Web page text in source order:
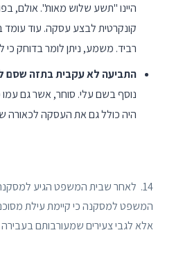
קונקרטית לבצע עסקה. עוד
רביד. משמע, ניתן לומר בדוחק
התביעה לא עקבית בתזה שסם
נוסף בשם עלי. סוחר, אשר גם
היה כולל גם את העסקה לכאורה
14. לאחר שבית המשפט הגיע למסקנה כי מתקיימות ראיות לכאורה אולם שיש בהן "כרסום", בחן בית המשפט את
המשפט למסקנה כי קיימת עילת
אלא לגבי צעירים שמעורבותם